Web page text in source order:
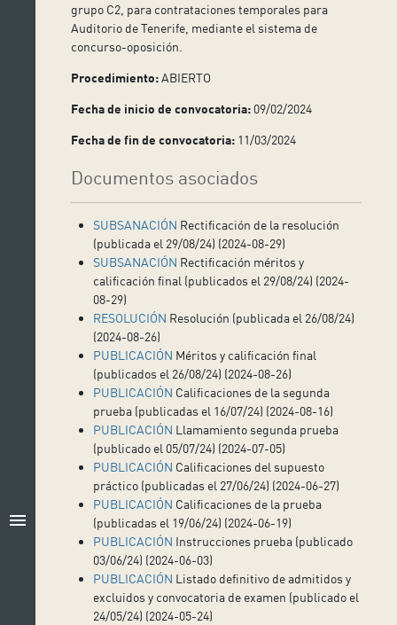
menu
grupo C2, para contrataciones temporales para
Auditorio de Tenerife, mediante el sistema de
concurso-oposición.
Procedimiento:ABIERTO
Fecha de inicio de convocatoria: 09/02/2024
Fecha de fin de convocatoria: 11/03/2024
Documentos asociados
SUBSANACIÓN Rectificación de la resolución
(publicada el 29/08/24) (2024-08-29)
SUBSANACIÓN Rectificación méritos y
calificación final (publicados el 29/08/24) (2024-
08-29)
RESOLUCIÓN Resolución (publicada el 26/08/24)
(2024-08-26)
PUBLICACIÓN Méritos y calificación final
(publicados el 26/08/24) (2024-08-26)
PUBLICACIÓN Calificaciones de la segunda
prueba (publicadas el 16/07/24) (2024-08-16)
PUBLICACIÓN Llamamiento segunda prueba
(publicado el 05/07/24) (2024-07-05)
PUBLICACIÓN Calificaciones del supuesto
práctico (publicadas el 27/06/24) (2024-06-27)
PUBLICACIÓN Calificaciones de la prueba
(publicadas el 19/06/24) (2024-06-19)
PUBLICACIÓN Instrucciones prueba (publicado
03/06/24) (2024-06-03)
PUBLICACIÓN Listado definitivo de admitidos y
excluidos y convocatoria de examen (publicado el
24/05/24) (2024-05-24)